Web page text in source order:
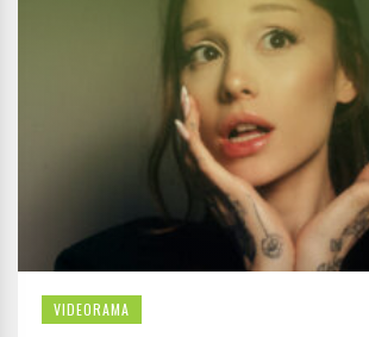
VIDEORAMA